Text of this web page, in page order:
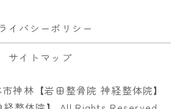
イバシーポリシー
サイトマップ
神林【岩田整骨院 神経整体院】